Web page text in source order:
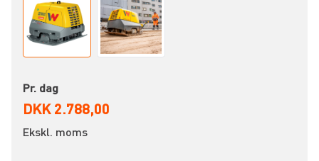
Pr. dag
DKK 2.788,00
Ekskl. moms